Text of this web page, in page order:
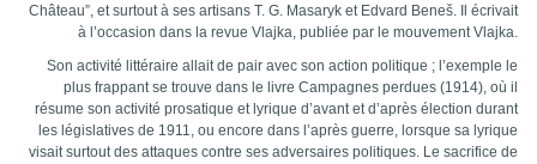
Château”, et surtout à ses artisans T. G. Masaryk et Edvard Beneš. Il écrivait
à l’occasion dans la revue Vlajka, publiée par le mouvement Vlajka.
Son activité littéraire allait de pair avec son action politique ; l’exemple le
plus frappant se trouve dans le livre Campagnes perdues (1914), où il
résume son activité prosatique et lyrique d’avant et d’après élection durant
les législatives de 1911, ou encore dans l’après guerre, lorsque sa lyrique
visait surtout des attaques contre ses adversaires politiques. Le sacrifice de